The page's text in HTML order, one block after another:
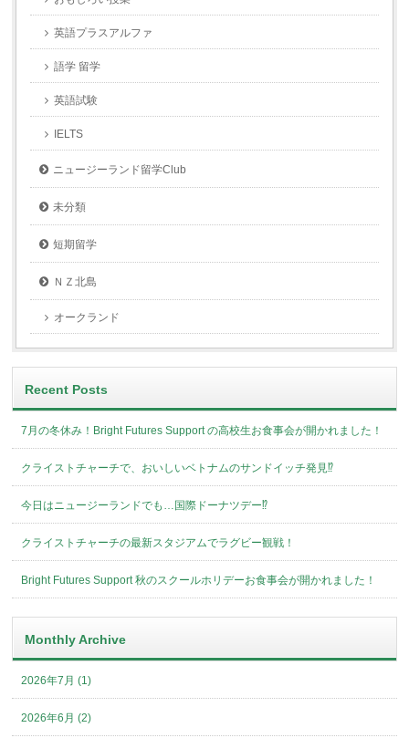
英語プラスアルファ
語学 留学
英語試験
IELTS
ニュージーランド留学Club
未分類
短期留学
ＮＺ北島
オークランド
Recent Posts
7月の冬休み！Bright Futures Support の高校生お食事会が開かれました！
クライストチャーチで、おいしいベトナムのサンドイッチ発見⁉︎
今日はニュージーランドでも…国際ドーナツデー⁉︎
クライストチャーチの最新スタジアムでラグビー観戦！
Bright Futures Support 秋のスクールホリデーお食事会が開かれました！
Monthly Archive
2026年7月 (1)
2026年6月 (2)